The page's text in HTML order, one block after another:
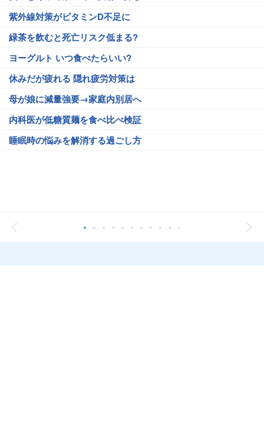
紫外線対策がビタミンD不足に
緑茶を飲むと死亡リスク低まる?
ヨーグルト いつ食べたらいい?
休みだが疲れる 隠れ疲労対策は
母が娘に減量強要→家庭内別居へ
内科医が低糖質麺を食べ比べ検証
睡眠時の悩みを解消する過ごし方